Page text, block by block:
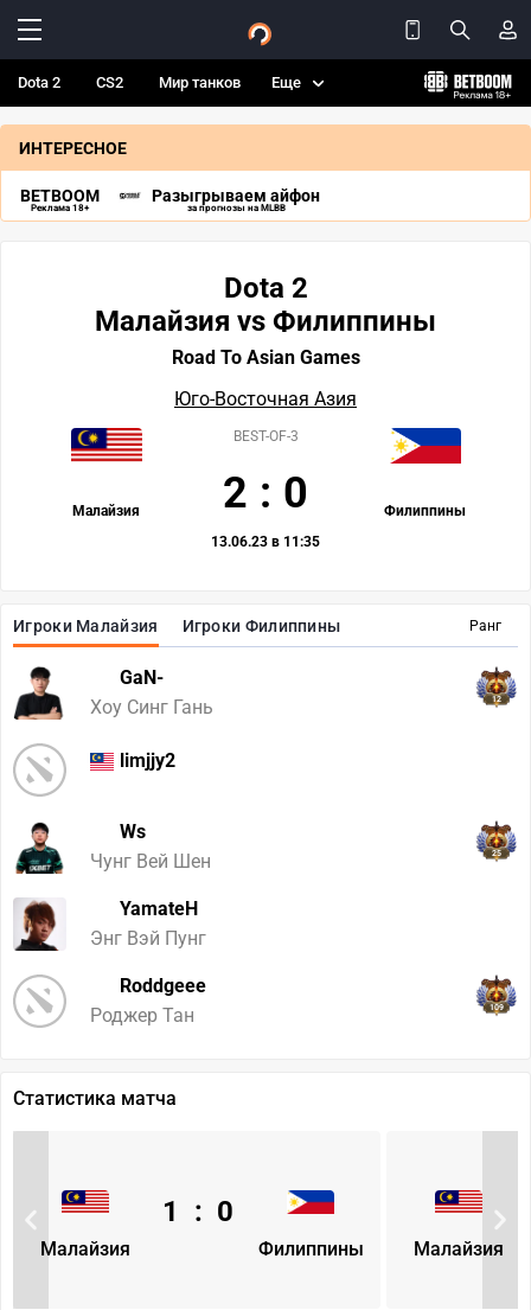
Dota 2 CS2 Мир танков Еще
ИНТЕРЕСНОЕ
BETBOOM
Реклама 18+
Разыгрываем айфон
за прогнозы на MLBB
Ранг
Игроки Малайзия Игроки Филиппины
GaN-
Хоу Синг Гань
12
limjjy2
Ws
Чунг Вей Шен
25
YamateH
Энг Вэй Пунг
Roddgeee
Роджер Тан
109
Dota 2
Малайзия vs Филиппины
Road To Asian Games
Юго-Восточная Азия
Малайзия Филиппины
BEST-OF-3
2 : 0
13.06.23 в 11:35
Статистика матча
Малайзия Филиппины
1 : 0
Малайзия